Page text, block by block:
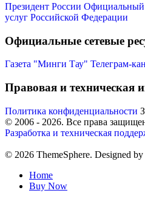
Президент России Официальный
услуг Российской Федерации
Официальные сетевые
Газета "Минги Тау" Телеграм-
Правовая и техническая
Политика конфиденциальности
© 2006 - 2026. Все права
Разработка и техническая
© 2026 ThemeSphere. Designed by
Home
Buy Now